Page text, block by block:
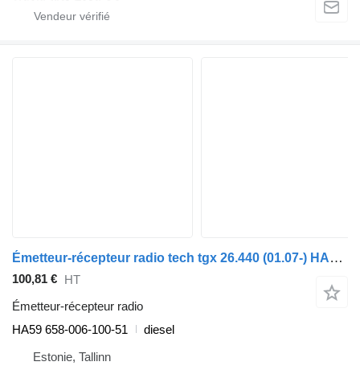
Émetteur-récepteur radio tech tgx 26.440 (01.07-) HA59 pour tracteur routier MAN TGL, TGM, TGS, TGX (2005-2021)
100,81 € HT
Émetteur-récepteur radio
HA59 658-006-100-51
diesel
Estonie, Tallinn